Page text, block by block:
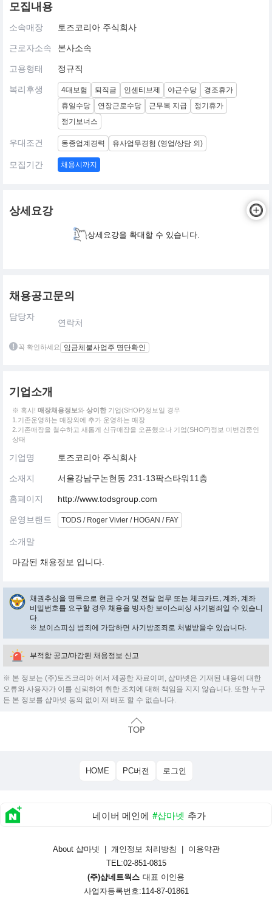
모집내용
소속매장 토즈코리아 주식회사
근로자소속 본사소속
고용형태 정규직
복리후생 4대보험 퇴직금 인센티브제 야근수당
경조휴가
휴일수당
연장근로수당 근무복 지급
정기휴가
정기보너스
우대조건 동종업계경력 유사업무경험 (영업/상담 외)
모집기간 채용시까지
상세요강
상세요강을 확대할 수 있습니다.
채용공고문의
담당자
연락처
꼭 확인하세요 임금체불사업주 명단확인
기업소개
※ 혹시! 매장채용정보와 상이한 기업(SHOP)정보일 경우
1.기존운영하는 매장외에 추가 운영하는 매장
2.기존매장을 철수하고 새롭게 신규매장을 오픈했으나 기업(SHOP)정보 미변경중인
상태
기업명 토즈코리아 주식회사
소재지 서울강남구논현동 231-13팍스타워11층
홈페이지 http://www.todsgroup.com
운영브랜드 TODS / Roger Vivier / HOGAN / FAY
소개말
마감된 채용정보 입니다.
채권추심을 명목으로 현금 수거 및 전달 업무 또는 체크카드, 계좌, 계좌
비밀번호를 요구할 경우 채용을 빙자한 보이스피싱 사기범죄일 수 있습니
다.
※ 보이스피싱 범죄에 가담하면 사기방조죄로 처벌받을수 있습니다.
부적합 공고/마감된 채용정보 신고
※ 본 정보는 (주)토즈코리아 에서 제공한 자료이며, 샵마넷은 기재된 내용에 대한
오류와 사용자가 이를 신뢰하여 취한 조치에 대해 책임을 지지 않습니다. 또한 누구
든 본 정보를 샵마넷 동의 없이 재 배포 할 수 없습니다.
HOME PC버전 로그인
네이버 메인에 #샵마넷 추가
About 샵마넷 개인정보 처리방침
이용약관
TEL:02-851-0815
(주)샵네트웍스 대표 이인용
사업자등록번호:114-87-01861